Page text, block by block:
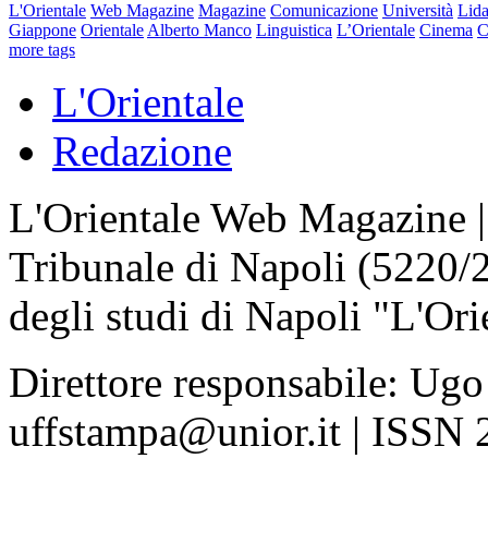
L'Orientale Web Magazine Magazine Comunicazione Università
Giappone Orientale Alberto Manco Linguistica L’Orientale Cinema
more tags
L'Orientale
Redazione
L'Orientale Web Magazine
Tribunale di Napoli
degli studi di Napoli
Direttore responsabile:
uffstampa@unior.it | ISSN